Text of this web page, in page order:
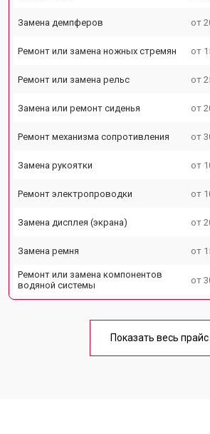
Замена демпферов от
Ремонт или замена ножных стремян от
Ремонт или замена рельс от
Замена или ремонт сиденья от
Ремонт механизма сопротивления от
Замена рукоятки от
Ремонт электропроводки от
Замена дисплея (экрана) от
Замена ремня от
Ремонт или замена компонентов
водяной системы
от
Показать весь прайс